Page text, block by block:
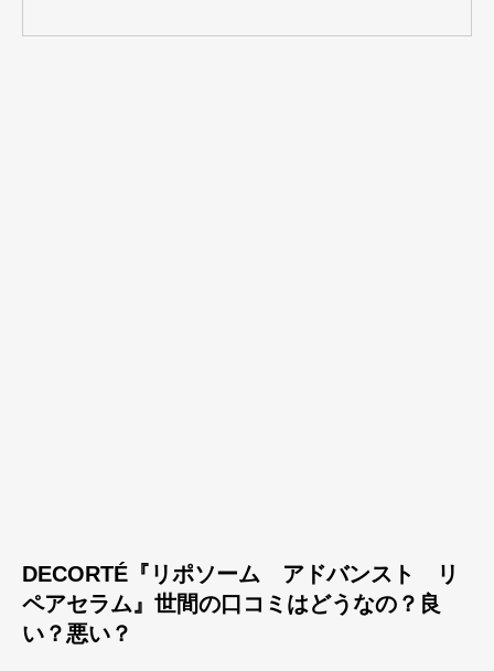
DECORTÉ『リポソーム アドバンスト リ
ペアセラム』世間の口コミはどうなの？良
い？悪い？